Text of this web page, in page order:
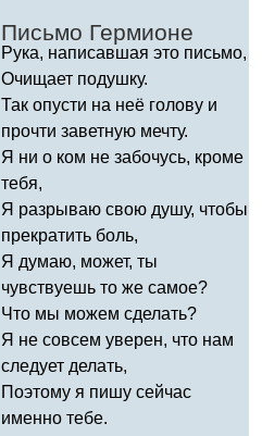
Письмо Гермионе
Рука, написавшая это письмо,
Очищает подушку.
Так опусти на неё голову и
прочти заветную мечту.
Я ни о ком не забочусь, кроме
тебя,
Я разрываю свою душу, чтобы
прекратить боль,
Я думаю, может, ты
чувствуешь то же самое?
Что мы можем сделать?
Я не совсем уверен, что нам
следует делать,
Поэтому я пишу сейчас
именно тебе.